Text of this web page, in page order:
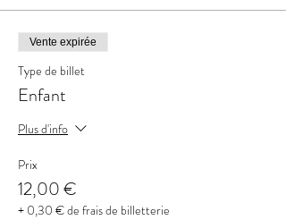
Vente expirée
Type de billet
Enfant
Plus d'info
Prix
12,00 €
+ 0,30 € de frais de billetterie